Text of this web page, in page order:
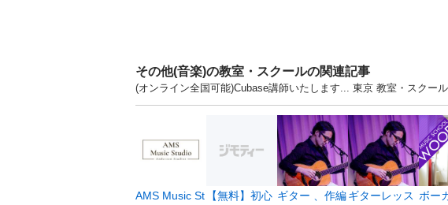
その他(音楽)の教室・スクールの関連記事
(オンライン全国可能)Cubase講師いたします... 東京 教室・スクー
AMS Music St
【無料】初心 ギター 、作編ギターレッス ボー